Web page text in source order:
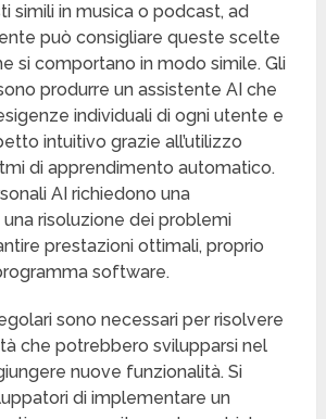
simili in musica o podcast, ad
può consigliare queste scelte
si comportano in modo simile. Gli
produrre un assistente AI che
individuali di ogni utente e
intuitivo grazie all’utilizzo
di apprendimento automatico.
AI richiedono una
risoluzione dei problemi
prestazioni ottimali, proprio
software.
sono necessari per risolvere
che potrebbero svilupparsi nel
nuove funzionalità. Si
di implementare un